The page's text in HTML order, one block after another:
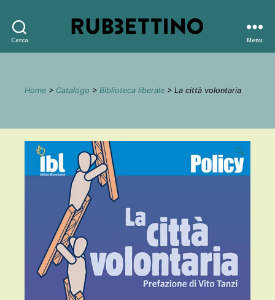
Cerca
editore
Menu
Home > Catalogo > Biblioteca liberale > La città volontaria
🔍